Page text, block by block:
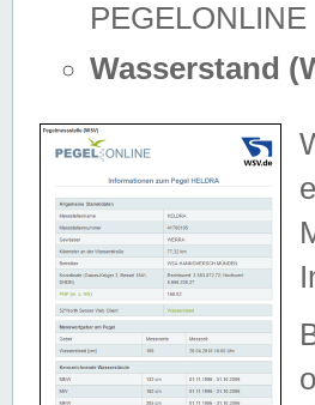
PEGELONLINE
Wasserstand